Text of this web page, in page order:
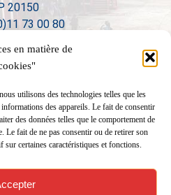
en matière de
utilisons des technologies telles que les
des appareils. Le fait de consentir
des données telles que le comportement de
Le fait de ne pas consentir ou de retirer son
sur certaines caractéristiques et fonctions.
20150
73 00 80